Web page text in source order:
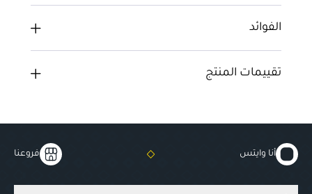
الفوائد
تقييمات المنتج
أنا وايتس فروعنا